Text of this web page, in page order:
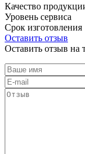
Качество
Уровень сервиса
Срок изготовления
Оставить отзыв
Оставить отзыв на